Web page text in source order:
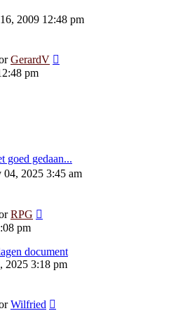
2009 12:48 pm
GerardV
pm
goed gedaan...
04, 2025 3:45 am
RPG
pm
document
2025 3:18 pm
Wilfried